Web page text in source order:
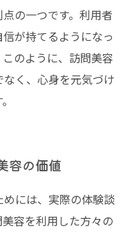
の一つです。利用者
が持てるようになっ
のように、訪問美容
く、心身を元気づけ
容の価値
には、実際の体験談
容を利用した方々の